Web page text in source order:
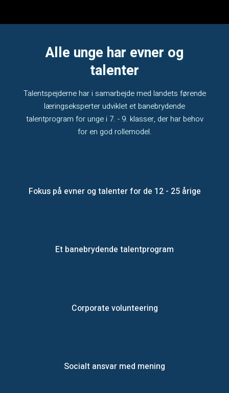
Alle unge har evner og
talenter
Talentspejderne har i samarbejde med landets førende
læringseksperter udviklet et banebrydende
talentprogram for unge i 7. - 9. klasser, der har behov
for en god rollemodel.
Fokus på evner og talenter for de 12 - 25 årige
Et banebrydende talentprogram
Corporate volunteering
Socialt ansvar med mening​